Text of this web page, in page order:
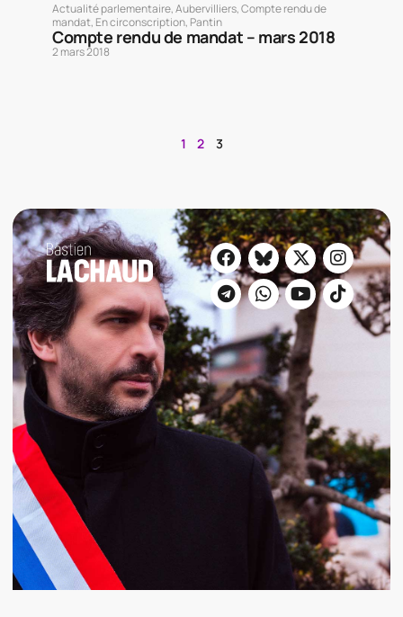
Actualité parlementaire,Aubervilliers,Compte rendu de
mandat, En circonscription, Pantin
Compte rendu de mandat – mars 2018
2 mars 2018
1 2 3